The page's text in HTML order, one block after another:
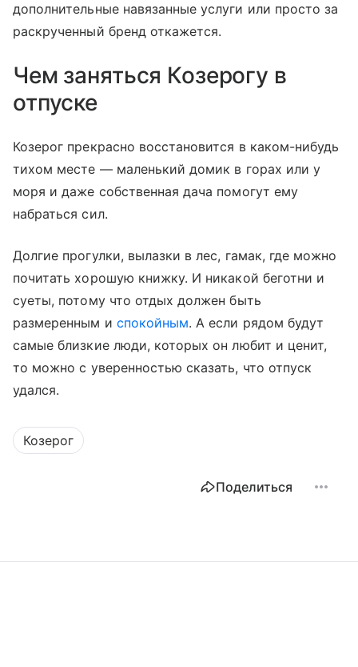
дополнительные навязанные услуги или просто за
раскрученный бренд откажется.
Чем заняться Козерогу в
отпуске
Козерог прекрасно восстановится в каком-нибудь
тихом месте — маленький домик в горах или у
моря и даже собственная дача помогут ему
набраться сил.
Долгие прогулки, вылазки в лес, гамак, где можно
почитать хорошую книжку. И никакой беготни и
суеты, потому что отдых должен быть
размеренным и спокойным. А если рядом будут
самые близкие люди, которых он любит и ценит,
то можно с уверенностью сказать, что отпуск
удался.
Козерог
Поделиться